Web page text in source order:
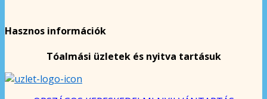
Hasznos információk
Tóalmási üzletek és nyitva tartásuk